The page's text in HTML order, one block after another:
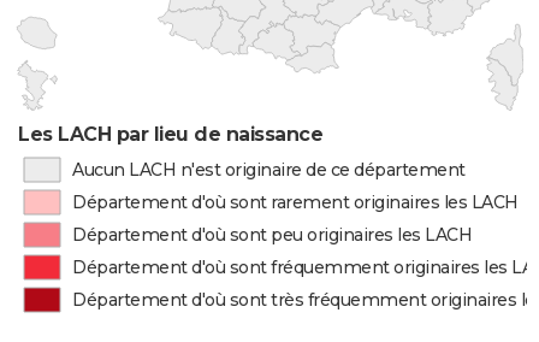
Les LACH par lieu de naissance
Aucun LACH n'est originaire de ce département
Département d'où sont rarement originaires les LACH
Département d'où sont peu originaires les LACH
Département d'où sont fréquemment originaires les
Département d'où sont très fréquemment originaires